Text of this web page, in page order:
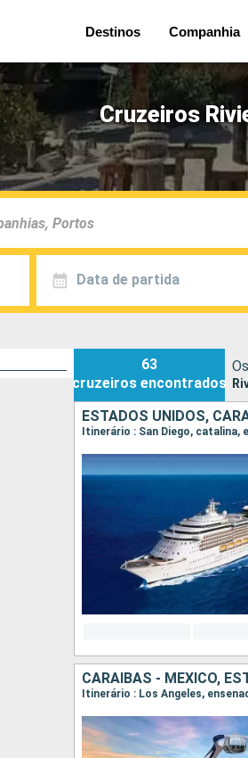
Destinos Companhia
Cruzeiros
Data de partida
63
cruzeiros encontrados
ESTADOS UNIDOS,
Itinerário : San Diego, catalina,
CARAIBAS - MEXICO,
Itinerário : Los Angeles,